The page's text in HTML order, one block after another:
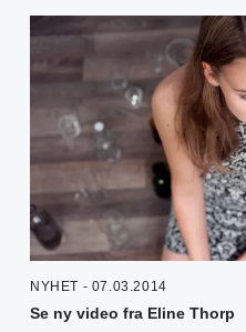
NYHET - 07.03.2014
Se ny video fra Eline Thorp